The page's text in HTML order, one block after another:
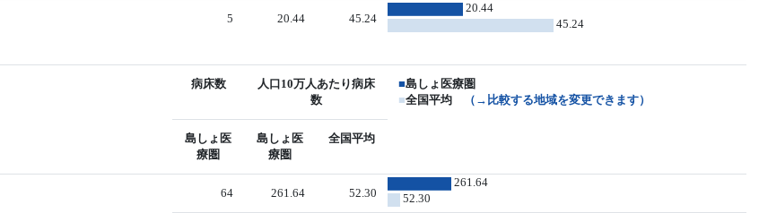
5 20.44 45.24
20.44
45.24
病床数
人口10万人あたり病床
数
■島しょ医療圏
■全国平均 （→比較する地域を変更できます）
島しょ医
療圏
島しょ医
療圏
全国平均
64 261.64 52.30
261.64
52.30